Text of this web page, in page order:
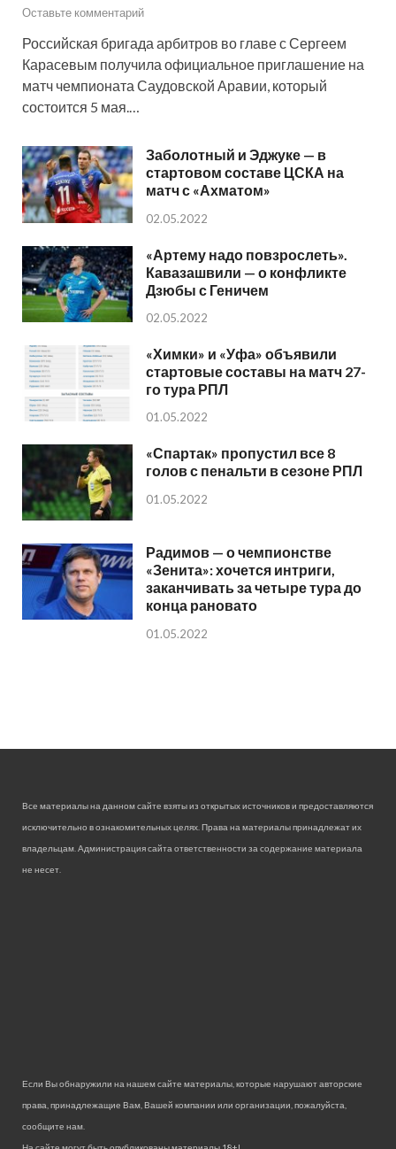
Оставьте комментарий
Российская бригада арбитров во главе с Сергеем
Карасевым получила официальное приглашение на
матч чемпионата Саудовской Аравии, который
состоится 5 мая.…
Заболотный и Эджуке — в
стартовом составе ЦСКА на
матч с «Ахматом»
02.05.2022
«Артему надо повзрослеть».
Кавазашвили — о конфликте
Дзюбы с Геничем
02.05.2022
«Химки» и «Уфа» объявили
стартовые составы на матч 27-
го тура РПЛ
01.05.2022
«Спартак» пропустил все 8
голов с пенальти в сезоне РПЛ
01.05.2022
Радимов — о чемпионстве
«Зенита»: хочется интриги,
заканчивать за четыре тура до
конца рановато
01.05.2022
Все материалы на данном сайте взяты из открытых источников и предоставляются
исключительно в ознакомительных целях. Права на материалы принадлежат их
владельцам. Администрация сайта ответственности за содержание материала
не несет.
Если Вы обнаружили на нашем сайте материалы, которые нарушают авторские
права, принадлежащие Вам, Вашей компании или организации, пожалуйста,
сообщите нам.